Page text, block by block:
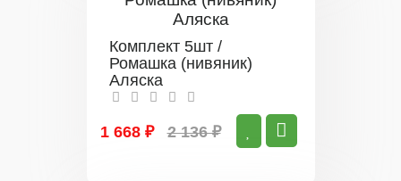
Комплект 5шт /
Ромашка (нивяник)
Аляска
1 668 ₽ 2 136 ₽